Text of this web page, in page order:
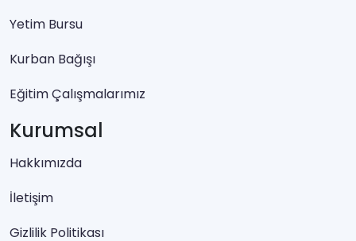
Yetim Bursu
Kurban Bağışı
Eğitim Çalışmalarımız
Kurumsal
Hakkımızda
İletişim
Gizlilik Politikası